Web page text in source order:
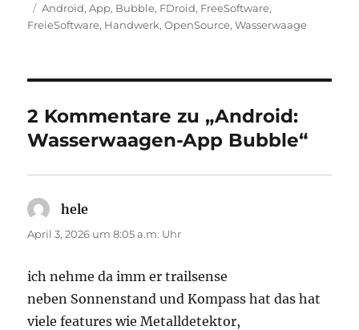
am
Schlagwörter
Android,App, Bubble, FDroid, FreeSoftware,
FreieSoftware, Handwerk,OpenSource,Wasserwaage
2 Kommentare zu „Android:
Wasserwaagen-App Bubble“
hele
April 3, 2026 um 8:05 a.m. Uhr
ich nehme da imm er trailsense
neben Sonnenstand und Kompass hat das hat
viele features wie Metalldetektor,